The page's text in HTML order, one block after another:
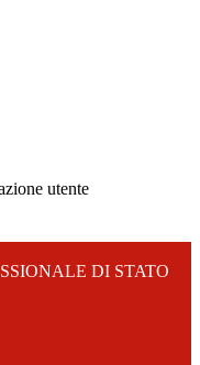
utente
DI STATO